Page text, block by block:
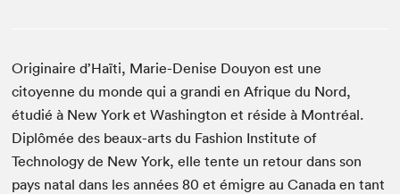
Originaire d’Haïti, Marie-Denise Douyon est une
citoyenne du monde qui a grandi en Afrique du Nord,
étudié à New York et Washington et réside à Montréal.
Diplômée des beaux-arts du Fashion Institute of
Technology de New York, elle tente un retour dans son
pays natal dans les années 80 et émigre au Canada en tant